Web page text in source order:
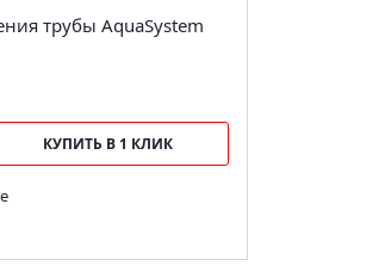
трубы AquaSystem
КУПИТЬ В 1 КЛИК